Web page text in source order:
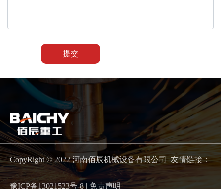
提交
CopyRight © 2022 河南佰辰机械设备有限公司 友情链接：
豫ICP备13021523号-8| 免责声明